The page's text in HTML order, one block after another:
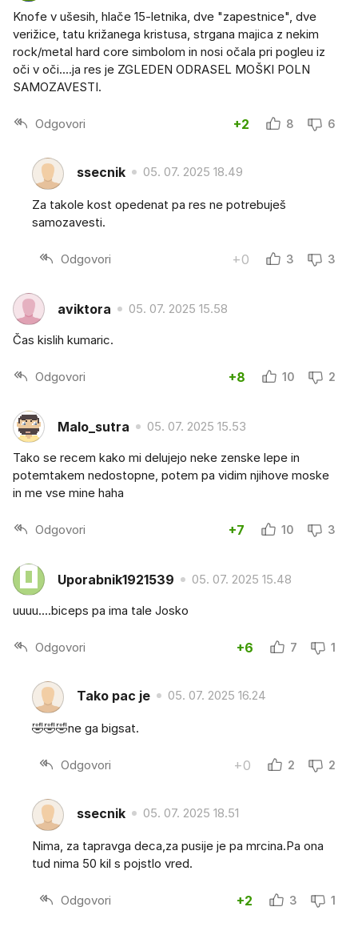
Knofe v ušesih, hlače 15-letnika, dve "zapestnice", dve
verižice, tatu križanega kristusa, strgana majica z nekim
rock/metal hard core simbolom in nosi očala pri pogleu iz
oči v oči....ja res je ZGLEDEN ODRASEL MOŠKI POLN
SAMOZAVESTI.
Odgovori +2 8 6
ssecnik 05. 07. 2025 18.49
Za takole kost opedenat pa res ne potrebuješ
samozavesti.
Odgovori +0 3 3
aviktora 05. 07. 2025 15.58
Čas kislih kumaric.
Odgovori +8 10 2
Malo_sutra 05. 07. 2025 15.53
Tako se recem kako mi delujejo neke zenske lepe in
potemtakem nedostopne, potem pa vidim njihove moske
in me vse mine haha
Odgovori +7 10 3
Uporabnik1921539 05. 07. 2025 15.48
uuuu....biceps pa ima tale Josko
Odgovori +6 7 1
Tako pac je 05. 07. 2025 16.24
🤣🤣🤣ne ga bigsat.
Odgovori +0 2 2
ssecnik 05. 07. 2025 18.51
Nima, za tapravga deca,za pusije je pa mrcina.Pa ona
tud nima 50 kil s pojstlo vred.
Odgovori +2 3 1